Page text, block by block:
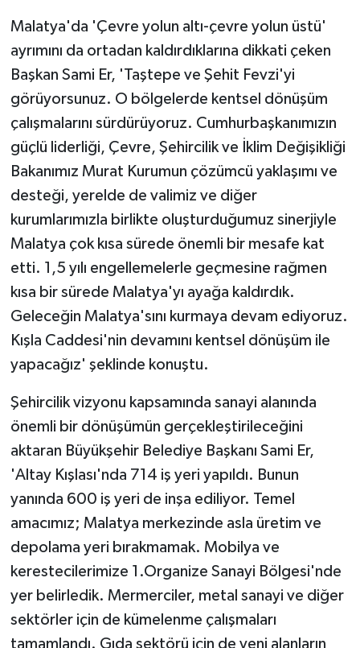
Malatya'da 'Çevre yolun altı-çevre yolun üstü'
ayrımını da ortadan kaldırdıklarına dikkati çeken
Başkan Sami Er, 'Taştepe ve Şehit Fevzi'yi
görüyorsunuz. O bölgelerde kentsel dönüşüm
çalışmalarını sürdürüyoruz. Cumhurbaşkanımızın
güçlü liderliği, Çevre, Şehircilik ve İklim Değişikliği
Bakanımız Murat Kurumun çözümcü yaklaşımı ve
desteği, yerelde de valimiz ve diğer
kurumlarımızla birlikte oluşturduğumuz sinerjiyle
Malatya çok kısa sürede önemli bir mesafe kat
etti. 1,5 yılı engellemelerle geçmesine rağmen
kısa bir sürede Malatya'yı ayağa kaldırdık.
Geleceğin Malatya'sını kurmaya devam ediyoruz.
Kışla Caddesi'nin devamını kentsel dönüşüm ile
yapacağız' şeklinde konuştu.
Şehircilik vizyonu kapsamında sanayi alanında
önemli bir dönüşümün gerçekleştirileceğini
aktaran Büyükşehir Belediye Başkanı Sami Er,
'Altay Kışlası'nda 714 iş yeri yapıldı. Bunun
yanında 600 iş yeri de inşa ediliyor. Temel
amacımız; Malatya merkezinde asla üretim ve
depolama yeri bırakmamak. Mobilya ve
kerestecilerimize 1.Organize Sanayi Bölgesi'nde
yer belirledik. Mermerciler, metal sanayi ve diğer
sektörler için de kümelenme çalışmaları
tamamlandı. Gıda sektörü için de yeni alanların